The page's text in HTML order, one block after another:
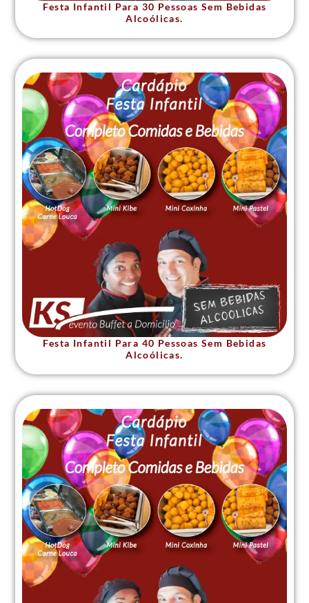
Festa Infantil Para 30 Pessoas Sem Bebidas
Alcoólicas.
Festa Infantil Para 40 Pessoas Sem Bebidas
Alcoólicas.